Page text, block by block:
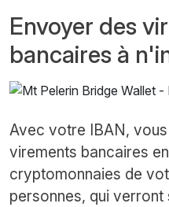
Envoyer des
bancaires à
Avec votre IBAN,
virements bancaires
cryptomonnaies de
personnes, qui verront